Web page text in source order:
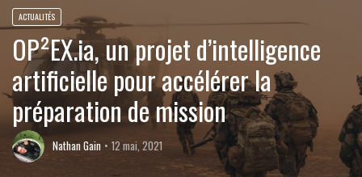
ACTUALITÉS
OP²EX.ia, un projet d’intelligence
artificielle pour accélérer la
préparation de mission
Nathan Gain 12 mai, 2021